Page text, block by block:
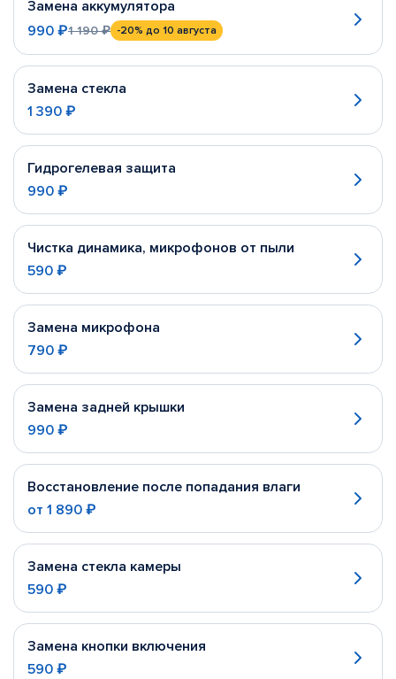
Замена аккумулятора
990 ₽1 190 ₽ -20% до 10 августа
Замена стекла
1 390 ₽
Гидрогелевая защита
990 ₽
Чистка динамика, микрофонов от пыли
590 ₽
Замена микрофона
790 ₽
Замена задней крышки
990 ₽
Восстановление после попадания влаги
от 1 890 ₽
Замена стекла камеры
590 ₽
Замена кнопки включения
590 ₽